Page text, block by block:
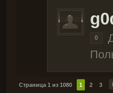
0
Страница 1 из 1080 1 2 3